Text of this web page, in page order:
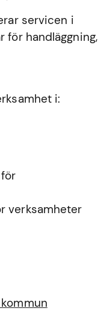
servicen i
för handläggning,
i:
verksamheter